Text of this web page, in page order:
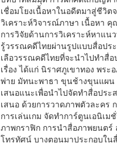
เชื่อมโยงเนื้อหาในอดีตมาสู่ชีวิต
วิเคราะห์วิจารณ์ภาษา เนื้อหา
การวิจัยด้านการวิเคราะห์หาแน
รู้วรรณคดีไทยผ่านรูปแบบสื่อปร
เลือวรรณคดีไทยที่จะนำไปทำสื่
เรื่อง ได้แก่ นิราศภูเขาทอง พร
พ่าย มัทนะพาธา ขุนช้างขุนแผน
เสนอแนะเพื่อนำไปจัดทำสื่อประ
เสนอ ด้วยการวาดภาพตัวละคร
การเล่นเกม จัดทำการ์ตูนเอนิเม
ภาพกราฟิก การนำสื่อภาพยนตร์
โทรทัศน์ บางตอนมาประกอบใน